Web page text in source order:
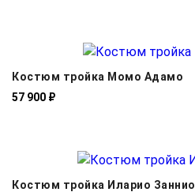
Костюм тройка Момо Адамо
57 900 ₽
Костюм тройка Иларио Заннио